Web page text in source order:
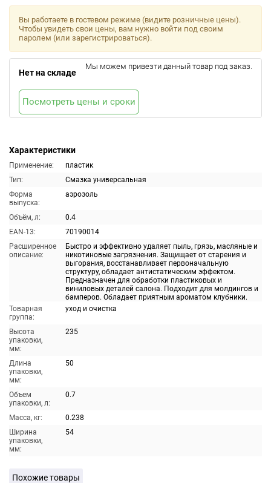
Характеристики
Применение:
пластик
Тип:
Смазка универсальная
Форма
выпуска:
аэрозоль
Объём, л:
0.4
EAN-13:
70190014
Расширенное
описание:
Быстро и эффективно удаляет пыль, грязь, масляные и
никотиновые загрязнения. Защищает от старения и
выгорания, восстанавливает первоначальную
структуру, обладает антистатическим эффектом.
Предназначен для обработки пластиковых и
виниловых деталей салона. Подходит для молдингов и
бамперов. Обладает приятным ароматом клубники.
Товарная
группа:
уход и очистка
Высота
упаковки,
мм:
235
Длина
упаковки,
мм:
50
Объем
упаковки, л:
0.7
Масса, кг:
0.238
Ширина
упаковки,
мм:
54
Вы работаете в гостевом режиме (видите розничные цены).
Чтобы увидеть свои цены, вам нужно войти под своим
паролем (или зарегистрироваться).
Нет на складе
Мы можем привезти данный товар под заказ.
Посмотреть цены и сроки
Похожие товары